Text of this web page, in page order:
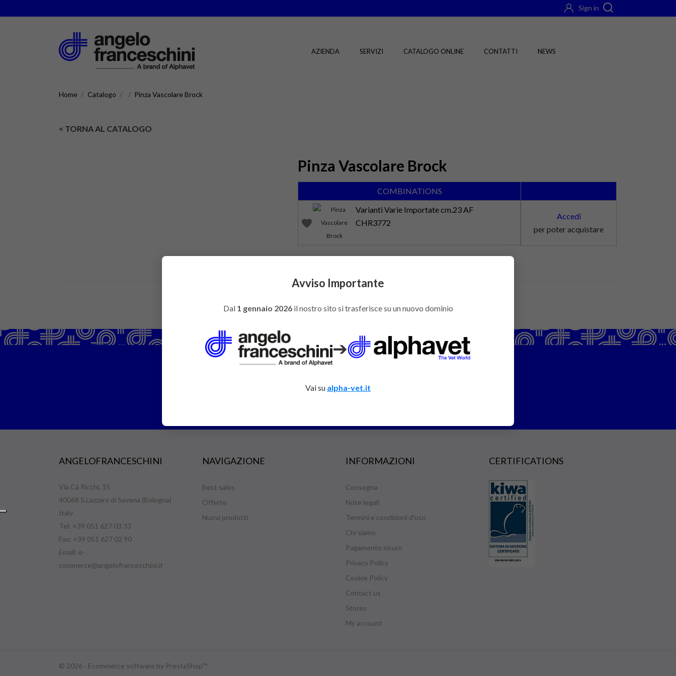
Sign in
AZIENDA SERVIZI CATALOGO ONLINE CONTATTI NEWS
Home Catalogo Pinza Vascolare Brock
< TORNA AL CATALOGO
Pinza Vascolare Brock
COMBINATIONS
favorite
Varianti Varie Importate cm.23 AF
CHR3772
Accedi
per poter acquistare
ANGELOFRANCESCHINI
Via Cà Ricchi, 15
40068 S.Lazzaro di Savena (Bologna)
Italy
Tel: +39 051 627 03 33
Fax: +39 051 627 02 90
Email: e-
commerce@angelofranceschini.it
NAVIGAZIONE
Best sales
Offerte
Nuovi prodotti
INFORMAZIONI
Consegna
Note legali
Termini e condizioni d'uso
Chi siamo
Pagamento sicuro
Privacy Policy
Cookie Policy
Contact us
Stores
My account
CERTIFICATIONS
© 2026 - Ecommerce software by PrestaShop™
Avviso Importante
Dal 1 gennaio 2026il nostro sito si trasferisce su un nuovo dominio
➔
Vai su alpha-vet.it